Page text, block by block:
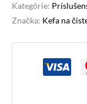
Kategórie:
Značka: Kefa na